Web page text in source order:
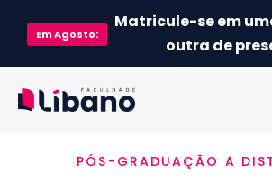
EmAgosto:
Matricule-se em
outra de
EmentaPÓS-GRADUAÇÃO A